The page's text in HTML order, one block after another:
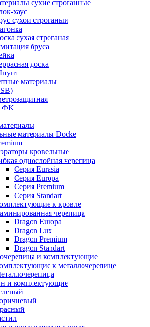
сухие строганные
хаус
сухой строганый
сухая строганая
бруса
доска
материалы
ФК
материалы Docke
кровельные
однослойная черепица
Серия Eurasia
Серия Europa
Серия Premium
Серия Standart
к кровле
черепица
Dragon Europa
Dragon Lux
Dragon Premium
Dragon Standart
и комплектующие
к металлочерепице
и комплектующие